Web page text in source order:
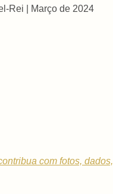
Rei | Março de 2024
com fotos, dados,